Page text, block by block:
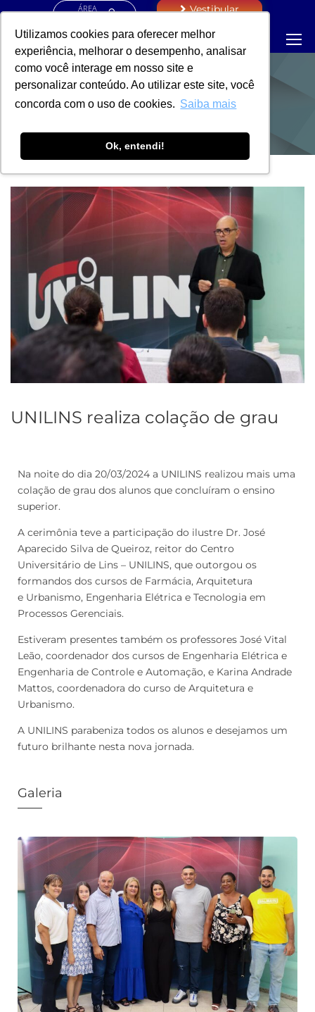
Utilizamos cookies para oferecer melhor
experiência, melhorar o desempenho, analisar
como você interage em nosso site e
personalizar conteúdo. Ao utilizar este site, você
concorda com o uso de cookies. Saiba mais
Ok, entendi!
ÁREA
Vestibular
NOTÍCIAS
UNILINS realiza colação de grau
Na noite do dia 20/03/2024 a UNILINS realizou mais uma
colação de grau dos alunos que concluíram o ensino
superior.
A cerimônia teve a participação do ilustre Dr. José
Aparecido Silva de Queiroz, reitor do Centro
Universitário de Lins – UNILINS, que outorgou os
formandos dos cursos de Farmácia, Arquitetura
e Urbanismo, Engenharia Elétrica e Tecnologia em
Processos Gerenciais.
Estiveram presentes também os professores José Vital
Leão, coordenador dos cursos de Engenharia Elétrica e
Engenharia de Controle e Automação, e Karina Andrade
Mattos, coordenadora do curso de Arquitetura e
Urbanismo.
A UNILINS parabeniza todos os alunos e desejamos um
futuro brilhante nesta nova jornada.
Galeria